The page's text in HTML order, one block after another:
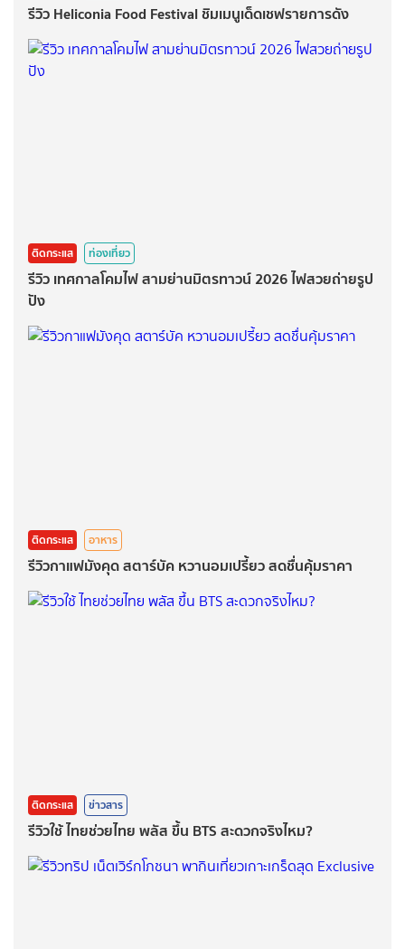
รีวิว Heliconia Food Festival ชิมเมนูเด็ดเชฟรายการดัง
ติดกระแส ท่องเที่ยว
รีวิว เทศกาลโคมไฟ สามย่านมิตรทาวน์ 2026 ไฟสวยถ่ายรูป
ปัง
ติดกระแส อาหาร
รีวิวกาแฟมังคุด สตาร์บัค หวานอมเปรี้ยว สดชื่นคุ้มราคา
ติดกระแส ข่าวสาร
รีวิวใช้ ไทยช่วยไทย พลัส ขึ้น BTS สะดวกจริงไหม?